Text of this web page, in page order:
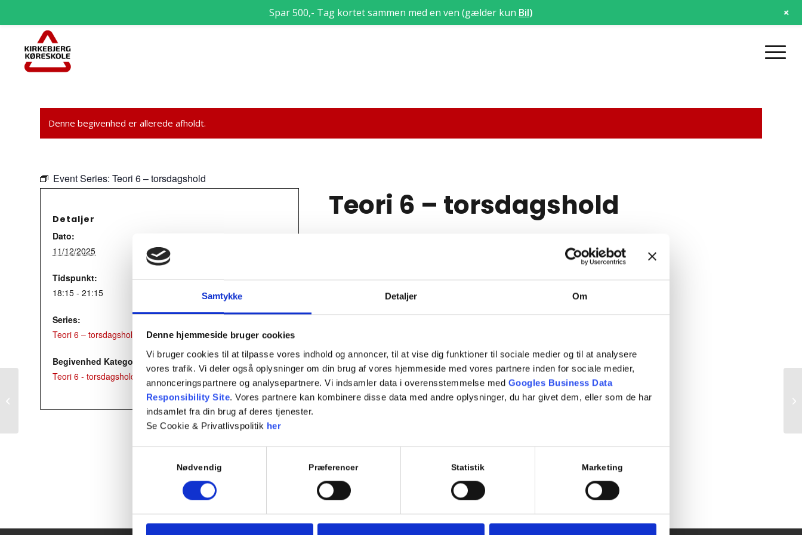
Samtykke Detaljer Om
Denne hjemmeside bruger cookies
Vi bruger cookies til at tilpasse vores indhold og annoncer, til at vise dig funktioner til sociale medier og til at analysere
vores trafik. Vi deler også oplysninger om din brug af vores hjemmeside med vores partnere inden for sociale medier,
annonceringspartnere og analysepartnere. Vi indsamler data i overensstemmelse med Googles Business Data
Responsibility Site. Vores partnere kan kombinere disse data med andre oplysninger, du har givet dem, eller som de har
indsamlet fra din brug af deres tjenester.
Se Cookie & Privatlivspolitik her
Nødvendig Præferencer Statistik Marketing
Denne begivenhed er allerede afholdt.
Event Series: Teori 6 – torsdagshold
Teori 6 – torsdagshold
Manøvrer på vej
7.15 Kørsel i rundkørsel
EVALUERENDE TEORIPRØVE
Detaljer
Dato:
11/12/2025
Tidspunkt:
18:15 - 21:15
Series:
Teori 6 – torsdagshold
Begivenhed Kategori:
Teori 6 - torsdagshold
Spar 500,- Tag kortet sammen med en ven (gælder kun Bil) +